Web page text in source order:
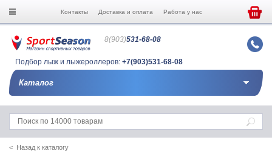
Контакты Доставка и оплата Работа у нас
8(903)531-68-08
Подбор лыж и лыжероллеров: +7(903)531-68-08
Каталог
< Назад к каталогу